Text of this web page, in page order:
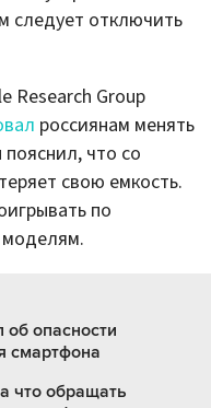
следует отключить
Research Group
россиянам менять
что со
свою емкость.
по
об опасности
смартфона
что обращать